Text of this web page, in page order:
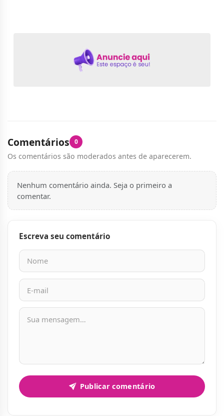
Comentários 0
Os comentários são moderados antes de aparecerem.
Nenhum comentário ainda. Seja o primeiro a
comentar.
Escreva seu comentário
Nome
E-mail
Mensagem
Publicar comentário